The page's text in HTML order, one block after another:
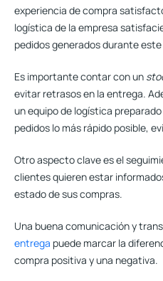
experiencia de compra
logística de la empresa
pedidos generados durante
Es importante contar con un
evitar retrasos en la entrega.
un equipo de logística
pedidos lo más rápido posible,
Otro aspecto clave es el
clientes quieren estar
estado de sus compras.
Una buena comunicación y
entrega puede marcar la
compra positiva y una negativa.